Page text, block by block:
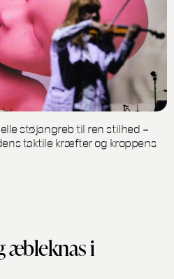
støjangreb til ren stilhed –
taktile kræfter og kroppens
æbleknas i